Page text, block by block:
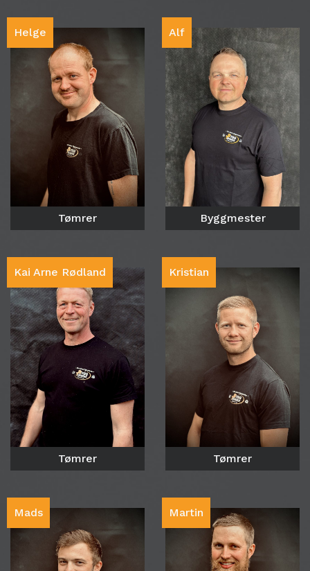
Helge
Tømrer
Alf
Byggmester
Kai Arne Rødland
Tømrer
Kristian
Tømrer
Mads Martin